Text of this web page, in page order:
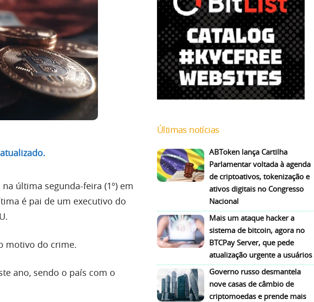
última segunda-feira (1º) em
é pai de um executivo do
motivo do crime.
ano, sendo o país com o
Últimas notícias
ABToken lança Cartilha
Parlamentar voltada à agenda
de criptoativos, tokenização e
ativos digitais no Congresso
Nacional
Mais um ataque hacker a
sistema de bitcoin, agora no
BTCPay Server, que pede
atualização urgente a usuários
Governo russo desmantela
nove casas de câmbio de
criptomoedas e prende mais